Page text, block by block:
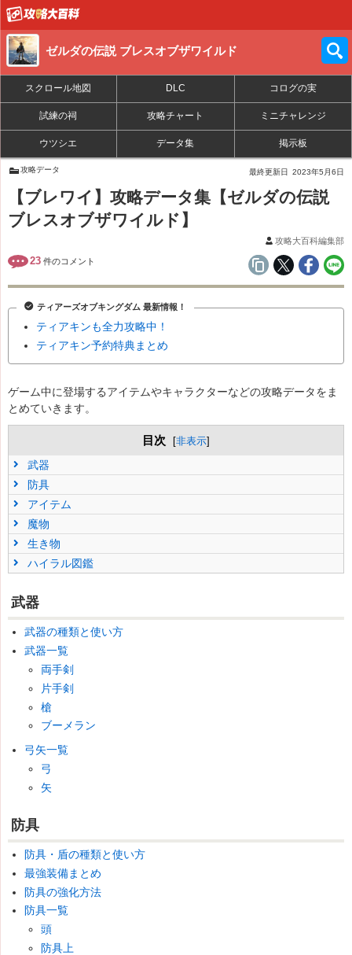
ゼルダの伝説 ブレスオブザワイルド
スクロール地図 DLC コログの実
試練の祠 攻略チャート ミニチャレンジ
ウツシエ データ集 掲示板
攻略データ 最終更新日 2023年5月6日
【ブレワイ】攻略データ集【ゼルダの伝説
ブレスオブザワイルド】
攻略大百科編集部
23 件のコメント
ティアーズオブキングダム 最新情報！
ティアキンも全力攻略中！
ティアキン予約特典まとめ
ゲーム中に登場するアイテムやキャラクターなどの攻略データをま
とめていきます。
目次 [非表示]
武器
防具
アイテム
魔物
生き物
ハイラル図鑑
武器
武器の種類と使い方
武器一覧
両手剣
片手剣
槍
ブーメラン
弓矢一覧
弓
矢
防具
防具・盾の種類と使い方
最強装備まとめ
防具の強化方法
防具一覧
頭
防具上